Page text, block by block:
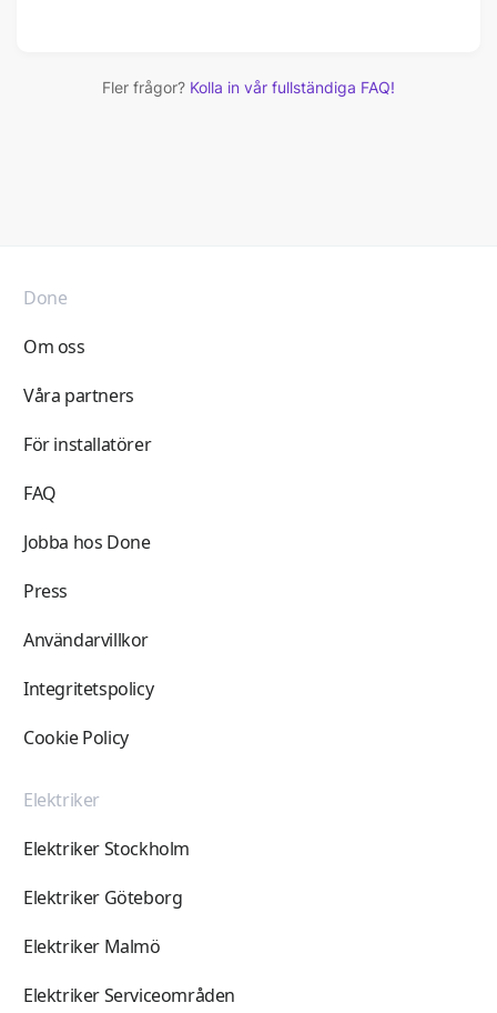
Fler frågor? Kolla in vår fullständiga FAQ!
Done
Om oss
Våra partners
För installatörer
FAQ
Jobba hos Done
Press
Användarvillkor
Integritetspolicy
Cookie Policy
Elektriker
Elektriker Stockholm
Elektriker Göteborg
Elektriker Malmö
Elektriker Serviceområden